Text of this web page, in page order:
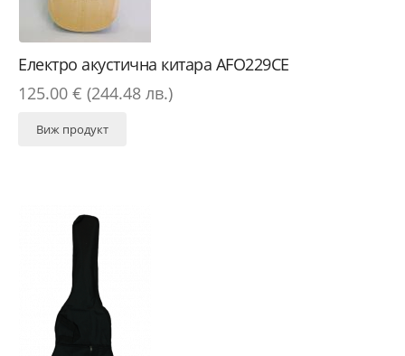
Електро акустична китара AFO229CE
125.00 € (244.48 лв.)
Виж продукт